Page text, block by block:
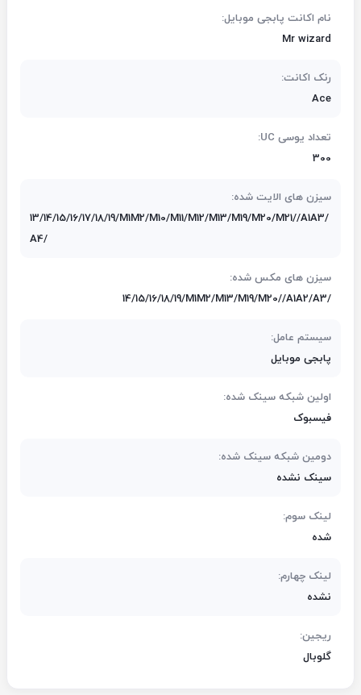
نام اکانت پابجی موبایل:
Mr wizard
رنک اکانت:
Ace
تعداد یوسی UC:
300
سیزن های الایت شده:
13/14/15/16/17/18/19/M1M2/M10/M11/M12/M13/M19/M20/M21//A1A3/
A4/
سیزن های مکس شده:
14/15/16/18/19/M1M2/M13/M19/M20//A1A2/A3/
سیستم عامل:
پابجی موبایل
اولین شبکه سینک شده:
فیسبوک
دومین شبکه سینک شده:
سینک نشده
لینک سوم:
شده
لینک چهارم:
نشده
ریجین:
گلوبال